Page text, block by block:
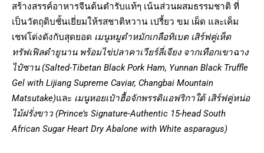
สร้างสรรค์อาหารจีนต้นตำรับแท้ๆ เน้นส่วนผสมธรรมชาติ ที่
เป็นวัตถุดิบชั้นเยี่ยมให้รสชาติหวาน เปรี้ยว ขม เผ็ด และเค็ม
เชฟโด่งดังกับสุดยอด เมนูหมูดำหมักเกลือทิเบต เสิร์ฟคู่เห็ด
ทรัฟเฟิลดำยูนาน พร้อมไข่ปลาคาเวียร์ลี่เจียง จากเทือกเขาฉาง
ไป๋ซาน(Salted-Tibetan Black Pork Ham, Yunnan Black Truffle
Gel with Lijiang Supreme Caviar, Changbai Mountain
Matsutake)และ เมนูหอยเป๋าฮื้อจักพรรดิแอฟริกาใต้ เสิร์ฟคู่หน่อ
ไม้ฝรั่งขาว (Prince’s Signature-Authentic 15-head South
African Sugar Heart Dry Abalone with White asparagus)